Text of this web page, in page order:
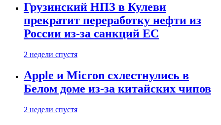
Грузинский НПЗ в Кулеви
прекратит переработку нефти из
России из-за санкций ЕС
2 недели спустя
Apple и Micron схлестнулись в
Белом доме из-за китайских чипов
2 недели спустя